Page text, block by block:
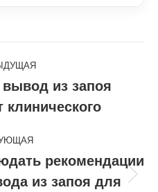
Предыдущая
запись:
из запоя
клинического
Следующая
рекомендации
из запоя для